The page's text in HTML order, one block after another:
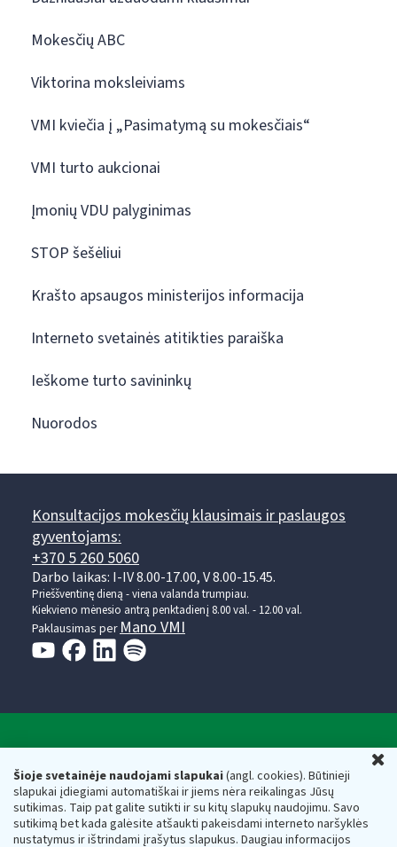
Šioje svetainėje naudojami slapukai(angl. cookies). Būtinieji
slapukai įdiegiami automatiškai ir jiems nėra reikalingas Jūsų
sutikimas. Taip pat galite sutikti ir su kitų slapukų naudojimu. Savo
sutikimą bet kada galėsite atšaukti pakeisdami interneto naršyklės
nustatymus ir ištrindami įrašytus slapukus. Daugiau informacijos
Mokesčių ABC
Viktorina moksleiviams
VMI kviečia į „Pasimatymą su mokesčiais“
VMI turto aukcionai
Įmonių VDU palyginimas
STOP šešėliui
Krašto apsaugos ministerijos informacija
Interneto svetainės atitikties paraiška
Ieškome turto savininkų
Nuorodos
Konsultacijos mokesčių klausimais ir paslaugos
gyventojams:
+370 5 260 5060
Darbo laikas: I-IV 8.00-17.00, V 8.00-15.45.
Prieššventinę dieną - viena valanda trumpiau.
Kiekvieno mėnesio antrą penktadienį 8.00 val. - 12.00 val.
Paklausimas perMano VMI
Valstybinė mokesčių inspekcija prie Lietuvos
Respublikos finansų ministerijos
Biudžetinė įstaiga. Juridinio asmens kodas — 188659752,
adresas: Vasario 16-osios g. 14, 01107 Vilnius, Lietuva, el.paštas:
vmi@vmi.lt , E. pristatymo dėžutės adresas 188659752